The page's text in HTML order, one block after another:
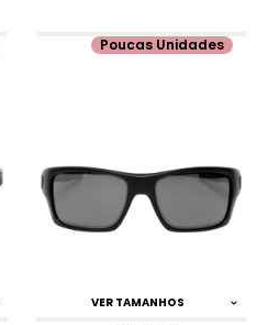
VER TAMANHOS
Poucas Unidades